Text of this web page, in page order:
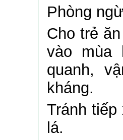
Phòng
Cho trẻ
vào mùa
quanh,
kháng.
Tránh
lá.